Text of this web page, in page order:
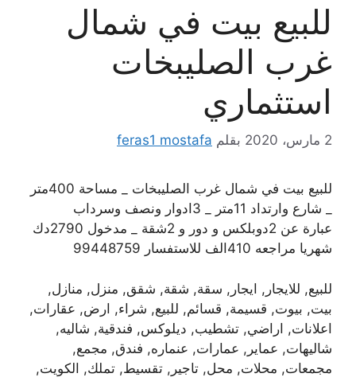
للبيع بيت في شمال
غرب الصليبخات
استثماري
2 مارس، 2020 بقلم feras1 mostafa
للبيع بيت في شمال غرب الصليبخات _ مساحة 400متر
_ شارع وارتداد 11متر _ 3ادوار ونصف وسرداب
عبارة عن 2دوبلكس و دور و 2شقة _ مدخول 2790دك
شهريا مراجعه 410الف للاستفسار 99448759
للبيع, للايجار, ايجار, سقة, شقة, شقق, منزل, منازل,
بيت, بيوت, قسيمة, قسائم, للبيع, شراء, ارض, عقارات,
اعلانات, اراضي, تشطيب, ديلوكس, فندقية, شاليه,
شاليهات, عماير, عمارات, عنماره, فندق, مجمع,
مجمعات, محلات, محل, تاجير, تقسيط, تملك, الكويت,